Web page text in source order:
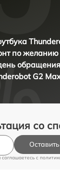
по желанию
обращения
G2
со
c